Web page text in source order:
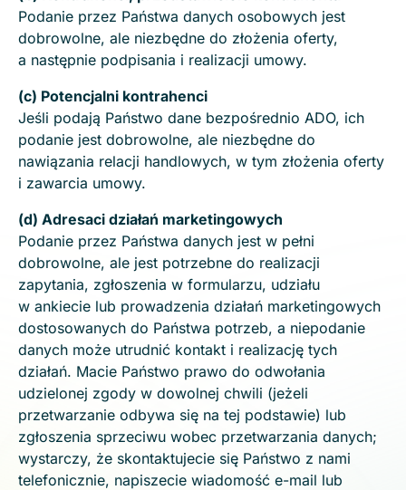
Podanie przez Państwa danych osobowych jest
dobrowolne, ale niezbędne do złożenia oferty,
a następnie podpisania i realizacji umowy.
(c) Potencjalni kontrahenci
Jeśli podają Państwo dane bezpośrednio ADO, ich
podanie jest dobrowolne, ale niezbędne do
nawiązania relacji handlowych, w tym złożenia oferty
i zawarcia umowy.
(d) Adresaci działań marketingowych
Podanie przez Państwa danych jest w pełni
dobrowolne, ale jest potrzebne do realizacji
zapytania, zgłoszenia w formularzu, udziału
w ankiecie lub prowadzenia działań marketingowych
dostosowanych do Państwa potrzeb, a niepodanie
danych może utrudnić kontakt i realizację tych
działań. Macie Państwo prawo do odwołania
udzielonej zgody w dowolnej chwili (jeżeli
przetwarzanie odbywa się na tej podstawie) lub
zgłoszenia sprzeciwu wobec przetwarzania danych;
wystarczy, że skontaktujecie się Państwo z nami
telefonicznie, napiszecie wiadomość e-mail lub